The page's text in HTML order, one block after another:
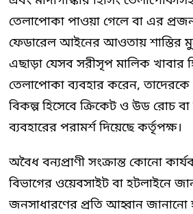
তেলাপোকা পাওয়া গেলে বা এর
ফেডারেল আইনের আওতায় শাস্তির
এছাড়া যেসব সরীসৃপ মালিক খাবার
তেলাপোকা ব্যবহার করেন, তাদেরকে
বিকল্প হিসেবে ক্রিকেট ও উড রোচ
ব্যবহারের পরামর্শ দিয়েছে কর্তৃপক্ষ।
অবৈধ বন্যপ্রাণী সংক্রান্ত কোনো
বিভাগের ওয়েবসাইট বা হটলাইনে
জনসাধারণের প্রতি আহ্বান জানানো